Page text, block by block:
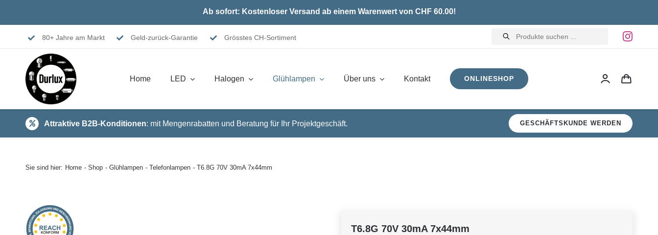
Ab sofort: Kostenloser Versand ab einem Warenwert von CHF 60.00!
80+ Jahre am Markt Geld-zurück-Garantie Grösstes CH-Sortiment
Products
search
Home LED Halogen Glühlampen Über uns Kontakt ONLINESHOP
Attraktive B2B-Konditionen: mit Mengenrabatten und Beratung für Ihr Projektgeschäft. GESCHÄFTSKUNDE WERDEN
Sie sind hier: Home Shop Glühlampen Telefonlampen T6.8G 70V 30mA 7x44mm
T6.8G 70V 30mA 7x44mm